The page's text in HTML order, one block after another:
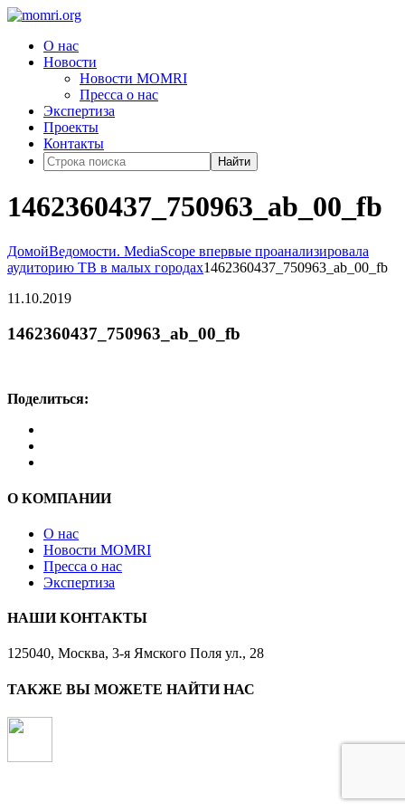
О нас
Новости
Новости MOMRI
Пресса о нас
Экспертиза
Проекты
Контакты
Найти
1462360437_750963_ab_00_fb
ДомойВедомости. MediaScope впервые проанализировала
аудиторию ТВ в малых городах1462360437_750963_ab_00_fb
11.10.2019
1462360437_750963_ab_00_fb
Поделиться:
О КОМПАНИИ
О нас
Новости MOMRI
Пресса о нас
Экспертиза
НАШИ КОНТАКТЫ
125040, Москва, 3-я Ямского Поля ул., 28
ТАКЖЕ ВЫ МОЖЕТЕ НАЙТИ НАС